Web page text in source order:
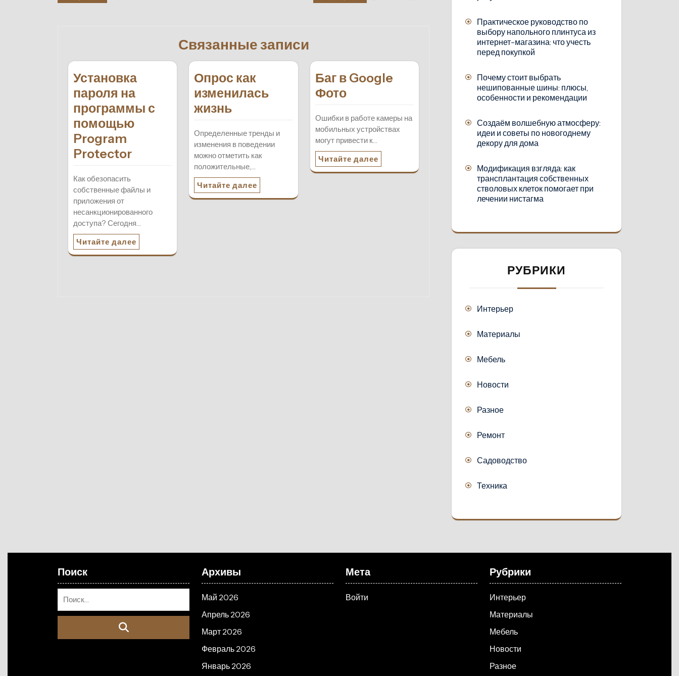
Связанные записи
Установка
пароля на
программы с
помощью
Program
Protector
Как обезопасить
собственные файлы и
приложения от
несанкционированного
доступа? Сегодня…
Читайте далее
Опрос как
изменилась
жизнь
Определенные тренды и
изменения в поведении
можно отметить как
положительные,…
Читайте далее
Баг в Google
Фото
Ошибки в работе камеры на
мобильных устройствах
могут привести к…
Читайте далее
Практическое руководство по
выбору напольного плинтуса из
интернет-магазина: что учесть
перед покупкой
Почему стоит выбрать
нешипованные шины: плюсы,
особенности и рекомендации
Создаём волшебную атмосферу:
идеи и советы по новогоднему
декору для дома
Модификация взгляда: как
трансплантация собственных
стволовых клеток помогает при
лечении нистагма
РУБРИКИ
Интерьер
Материалы
Мебель
Новости
Разное
Ремонт
Садоводство
Техника
Поиск Архивы
Май 2026
Апрель 2026
Март 2026
Февраль 2026
Январь 2026
Мета
Войти
Рубрики
Интерьер
Материалы
Мебель
Новости
Разное